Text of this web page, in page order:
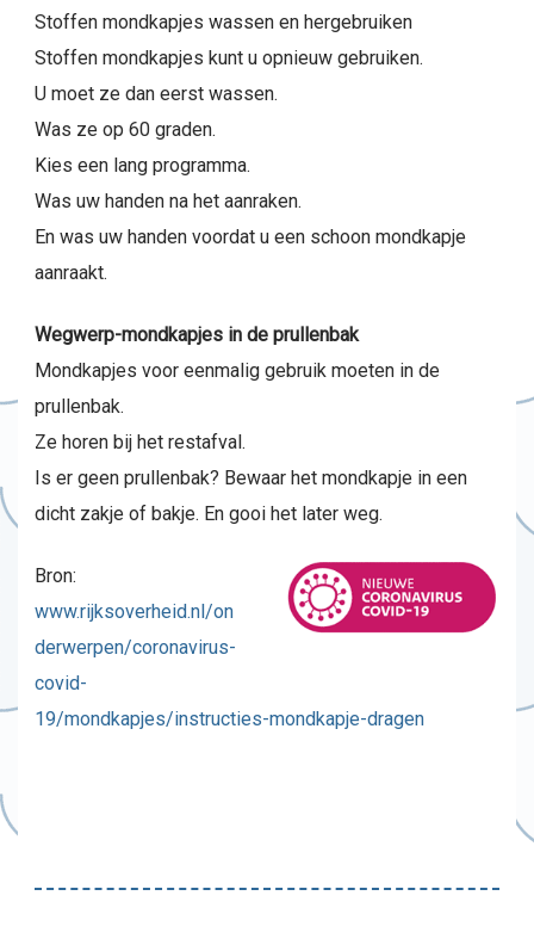
Stoffen mondkapjes wassen en hergebruiken
Stoffen mondkapjes kunt u opnieuw gebruiken.
U moet ze dan eerst wassen.
Was ze op 60 graden.
Kies een lang programma.
Was uw handen na het aanraken.
En was uw handen voordat u een schoon mondkapje
aanraakt.
Wegwerp-mondkapjes in de prullenbak
Mondkapjes voor eenmalig gebruik moeten in de
prullenbak.
Ze horen bij het restafval.
Is er geen prullenbak? Bewaar het mondkapje in een
dicht zakje of bakje. En gooi het later weg.
Bron:
www.rijksoverheid.nl/on
derwerpen/coronavirus-
covid-
19/mondkapjes/instructies-mondkapje-dragen